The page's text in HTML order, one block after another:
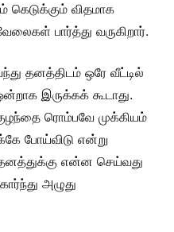
கெடுக்கும் விதமாக
பார்த்து வருகிறார்.
தனத்திடம் ஒரே வீட்டில்
இருக்கக் கூடாது.
ரொம்பவே முக்கியம்
போய்விடு என்று
என்ன செய்வது
அழுது